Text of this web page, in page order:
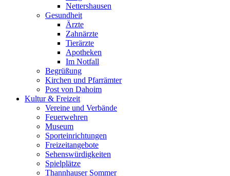
Nettershausen
Gesundheit
Ärzte
Zahnärzte
Tierärzte
Apotheken
Im Notfall
Begrüßung
Kirchen und Pfarrämter
Post von Dahoim
Kultur & Freizeit
Vereine und Verbände
Feuerwehren
Museum
Sporteinrichtungen
Freizeitangebote
Sehenswürdigkeiten
Spielplätze
Thannhauser Sommer